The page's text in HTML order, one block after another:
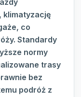
klimatyzację
co
Standardy
normy
trasy
bez
podróż z